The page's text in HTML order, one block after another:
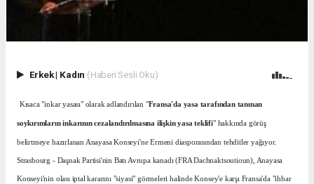
Erkek| Kadın (Haberi Sesli Oku)
Kısaca "inkar yasası" olarak adlandırılan "Fransa'da yasa tarafından tanınan
soykırımların inkarının cezalandırılmasına ilişkin yasa teklifi" hakkında görüş
belirtmeye hazırlanan Anayasa Konseyi'ne Ermeni diasporasından tehditler yağıyor.
Strasbourg - Daşnak Partisi'nin Batı Avrupa kanadı (FRA Dachnaktsoutioun), Anayasa
Konseyi'nin olası iptal kararını "siyasi" görmeleri halinde Konsey'e karşı Fransa'da "ihbar